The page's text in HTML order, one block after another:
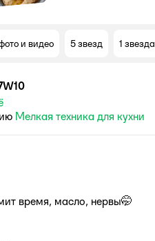
и видео 5 звезд 1 звезда
Мелкая техника для кухни
время, масло, нервы🤭